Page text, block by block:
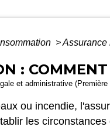
>Assurance
:
et administrative (Première
ou incendie,
les